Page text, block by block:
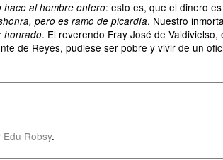
hace al hombre entero: esto es, que el dinero
pero es ramo de picardía. Nuestro
honrado. El reverendo Fray José de Valdivielso,
de Reyes, pudiese ser pobre y vivir de un
Edu Robsy.